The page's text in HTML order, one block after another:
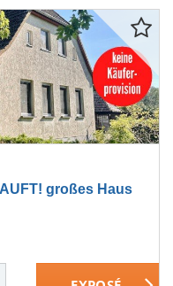
großes Haus